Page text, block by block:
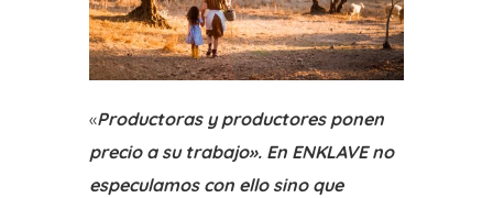
«Productoras y productores ponen
precio a su trabajo». En ENKLAVE no
especulamos con ello sino que